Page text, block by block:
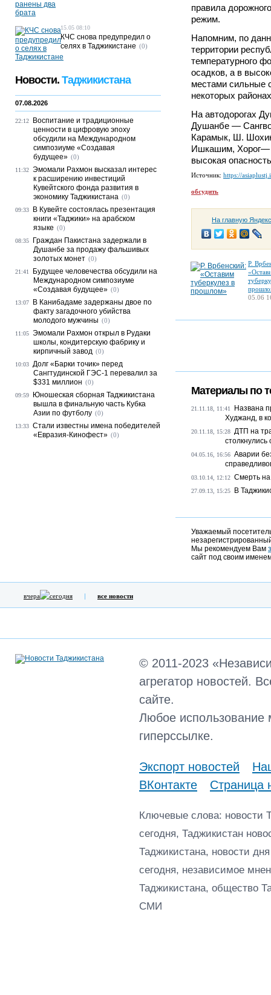
правила
режим.
Напомним, по
территории
температурного
осадков, а в
местами сильные
некоторых
На автодорогах
Душанбе —
Карамык, Ш.
Ишкашим, Хорог—
высокая
Источник: https://
обсудить
На главную
Р.
05.06
Материалы по
21.11.18, 11:41
Названа
Худжанд, в
20.11.18, 15:28 ДТП на
столкнулись
04.05.16, 16:56 Аварии
03.10.14, 12:12 Смерть на
27.09.13, 15:25 В
Уважаемый
Мы рекомендуем Вам
сайт под своим
15.05 08:10
КЧС снова предупредил о
селях в Таджикистане (0)
Новости. Таджикистана
07.08.2026
22:12
Воспитание и традиционные
ценности в цифровую эпоху
обсудили на Международном
симпозиуме «Создавая
будущее» (0)
11:32 Эмомали Рахмон высказал интерес
к расширению инвестиций
Кувейтского фонда развития в
экономику Таджикистана (0)
09:33
В Кувейте состоялась презентация
книги «Таджики» на арабском
языке (0)
08:35
Граждан Пакистана задержали в
Душанбе за продажу фальшивых
золотых монет (0)
21:41
Будущее человечества обсудили на
Международном симпозиуме
«Создавая будущее» (0)
13:07
В Канибадаме задержаны двое по
факту загадочного убийства
молодого мужчины (0)
11:05 Эмомали Рахмон открыл в Рудаки
школы, кондитерскую фабрику и
кирпичный завод (0)
10:03 Долг «Барки точик» перед
Сангтудинской ГЭС-1 перевалил за
$331 миллион (0)
09:59
Юношеская сборная Таджикистана
вышла в финальную часть Кубка
Азии по футболу (0)
13:33 Стали известны имена победителей
«Евразия-Кинофест» (0)
вчера сегодня все новости
© 2011-2023
агрегатор новостей.
сайте.
Любое использование
гиперссылке.
Экспорт новостей
ВКонтакте
Страница
Ключевые слова: новости
сегодня, Таджикистан
Таджикистана, новости
сегодня, независимое
Таджикистана, общество
СМИ